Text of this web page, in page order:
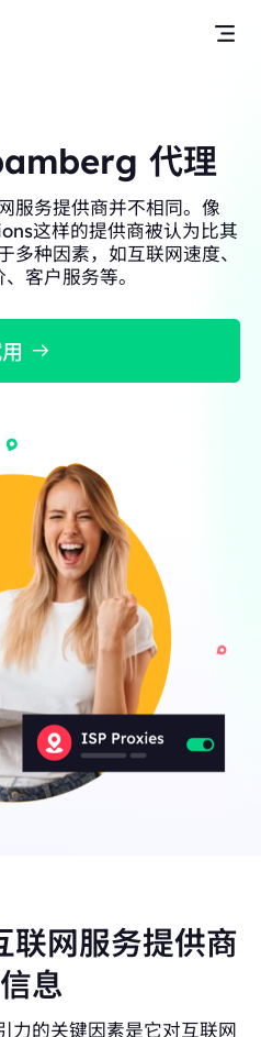
代理
服务提供商并不相同。像
这样的提供商被认为比其
多种因素，如互联网速度、
客户服务等。
联网服务提供商
息
力的关键因素是它对互联网